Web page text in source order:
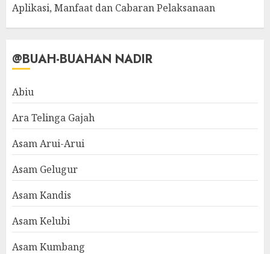
Aplikasi, Manfaat dan Cabaran Pelaksanaan
@BUAH-BUAHAN NADIR
Abiu
Ara Telinga Gajah
Asam Arui-Arui
Asam Gelugur
Asam Kandis
Asam Kelubi
Asam Kumbang